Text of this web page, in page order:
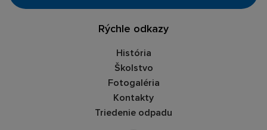
Rýchle odkazy
História
Školstvo
Fotogaléria
Kontakty
Triedenie odpadu